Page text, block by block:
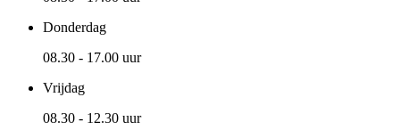
Donderdag
08.30 - 17.00 uur
Vrijdag
08.30 - 12.30 uur